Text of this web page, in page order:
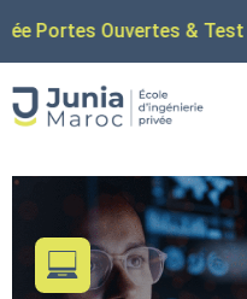
& Test d’Admission - 20